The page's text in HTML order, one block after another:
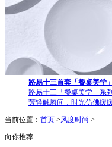
路易十三首套「餐桌美学
路易十三「餐桌美学」系
芳轻触唇间，时光仿佛缓
当前位置： 首页 >风度时尚 >
向你推荐